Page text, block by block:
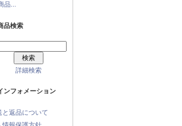
品...
品検索
詳細検索
フォメーション
と返品について